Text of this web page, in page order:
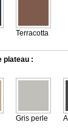
Terracotta
plateau :
Gris perle